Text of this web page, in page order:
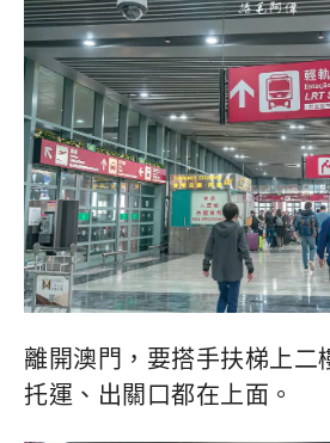
離開澳門，要搭手扶梯上二
托運、出關口都在上面。